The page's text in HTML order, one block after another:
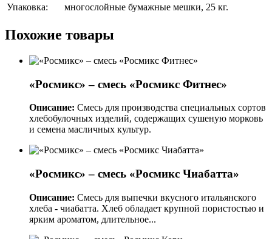
Упаковка:
многослойные бумажные мешки, 25 кг.
Похожие товары
«Росмикс» – смесь «Росмикс Фитнес»
Описание: Смесь для производства специальных сортов
хлебобулочных изделий, содержащих сушеную морковь
и семена масличных культур.
«Росмикс» – смесь «Росмикс Чиабатта»
Описание: Смесь для выпечки вкусного итальянского
хлеба - чиабатта. Хлеб обладает крупной пористостью и
ярким ароматом, длительное...